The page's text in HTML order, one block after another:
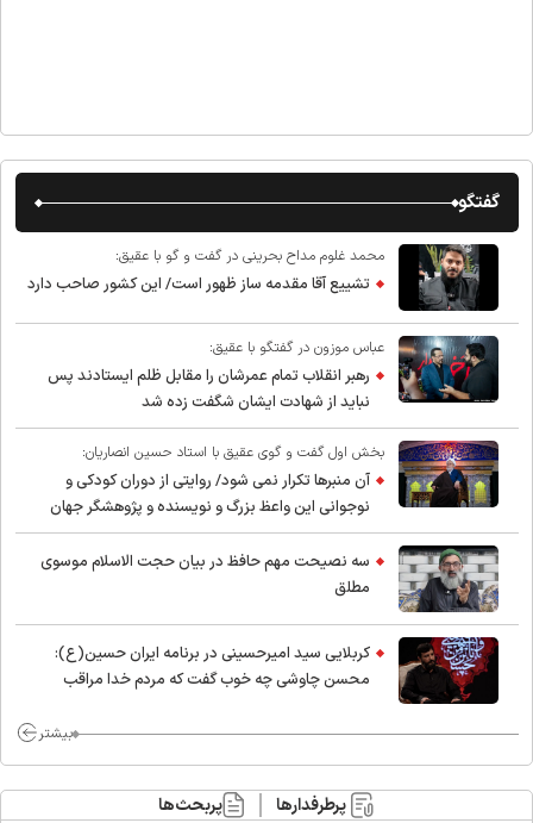
گفتگو
محمد غلوم مداح بحرینی در گفت و گو با عقیق:
تشییع آقا مقدمه ساز ظهور است/ این کشور صاحب دارد
عباس موزون در گفتگو با عقیق:
رهبر انقلاب تمام عمرشان را مقابل ظلم ایستادند پس
نباید از شهادت ایشان شگفت زده شد
بخش اول گفت و گوی عقیق با استاد حسین انصاریان:
آن منبرها تکرار نمی شود/ روایتی از دوران کودکی و
نوجوانی این واعظ بزرگ و نویسنده و پژوهشگر جهان
اسلام
سه نصیحت مهم حافظ در بیان حجت الاسلام موسوی
مطلق
کربلایی سید امیر‌حسینی در برنامه ایران حسین(ع):
محسن چاوشی چه خوب گفت که مردم خدا مراقب
بیشتر
پرطرفدارها پربحث‌ها